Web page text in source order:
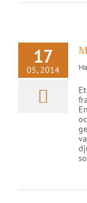
17
05, 2014